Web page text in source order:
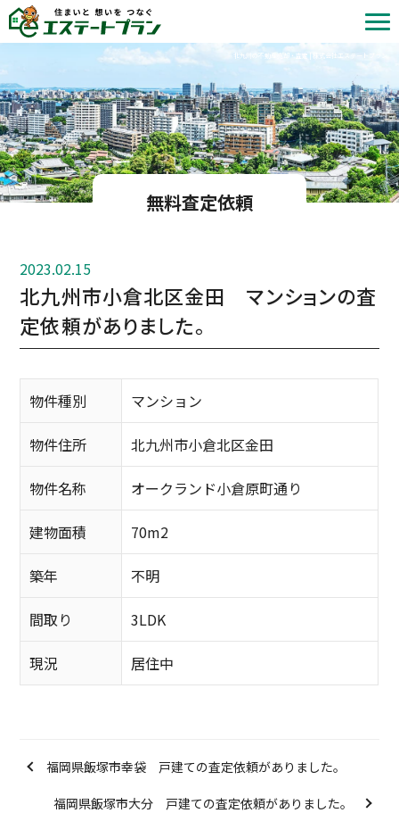
北九州の不動産売却・査定 | 株式会社エステートプラン
無料査定依頼
2023.02.15
北九州市小倉北区金田 マンションの査
定依頼がありました。
物件種別 マンション
物件住所 北九州市小倉北区金田
物件名称 オークランド小倉原町通り
建物面積 70m2
築年 不明
間取り 3LDK
現況 居住中
福岡県飯塚市幸袋 戸建ての査定依頼がありました。
福岡県飯塚市大分 戸建ての査定依頼がありました。